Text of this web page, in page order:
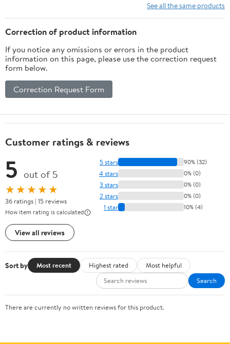
See all the same products
Correction of product information
If you notice any omissions or errors in the product
information on this page, please use the correction request
form below.
Correction Request Form
Customer ratings & reviews
5 out of 5
★★★★★
36 ratings | 15 reviews
How item rating is calculated
View all reviews
5 stars 90% (32)
4 stars 0% (0)
3 stars 0% (0)
2 stars 0% (0)
1 star 10% (4)
Sort by Most recent Highest rated
Most helpful
Search
There are currently no written reviews for this product.